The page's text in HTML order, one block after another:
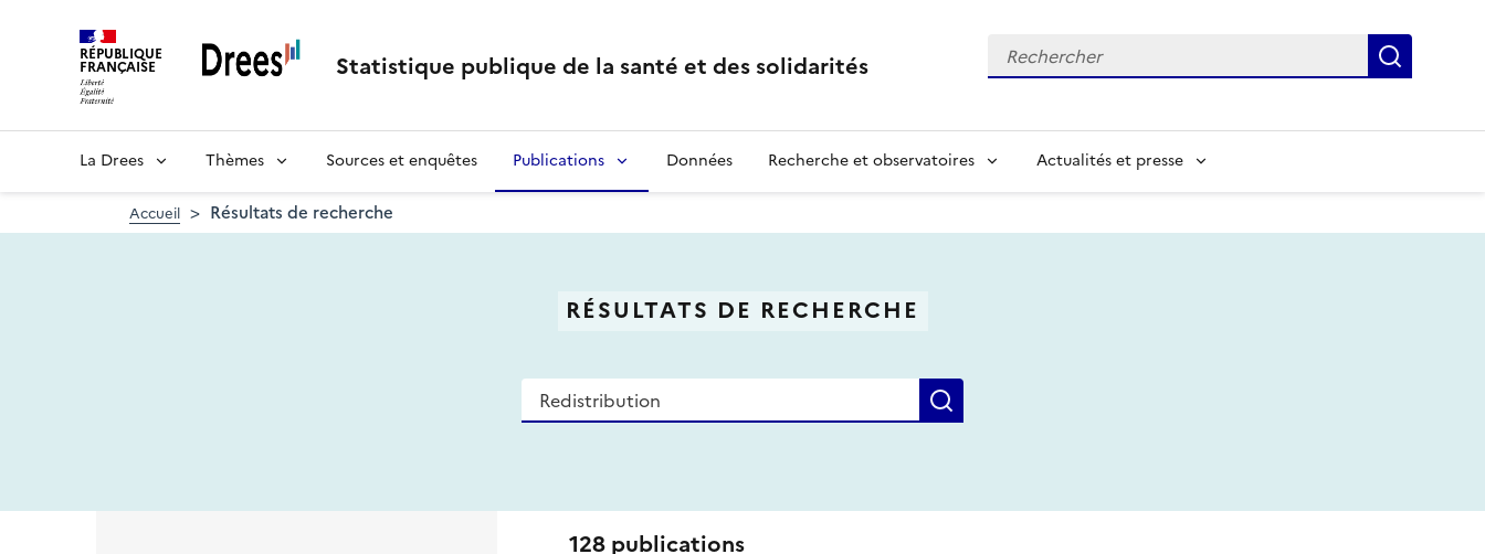
RÉPUBLIQUE
FRANÇAISE Statistique publique de la santé et des solidarités
Recherche
La Drees Thèmes Sources et enquêtes Publications Données Recherche et observatoires Actualités et presse
Accueil Résultats de recherche
RÉSULTATS DE RECHERCHE
Recherche
128 publications